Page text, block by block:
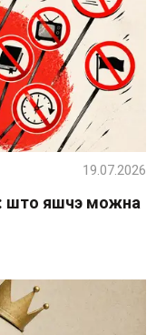
што яшчэ можна
19.07.2026